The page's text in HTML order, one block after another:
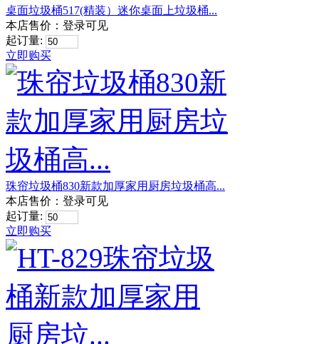
桌面垃圾桶517(精装）迷你桌面上垃圾桶...
本店售价： 登录可见
起订量:
立即购买
珠帘垃圾桶830新款加厚家用厨房垃圾桶高...
本店售价： 登录可见
起订量:
立即购买